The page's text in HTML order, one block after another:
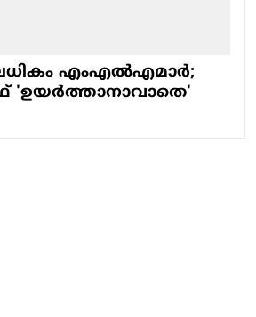
എംഎല്‍എമാര്‍;
'ഉയര്‍ത്താനാവാതെ'